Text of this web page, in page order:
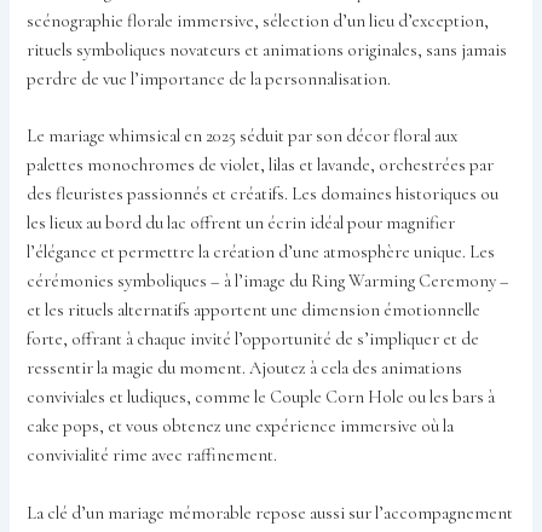
scénographie florale immersive, sélection d’un lieu d’exception,
rituels symboliques novateurs et animations originales, sans jamais
perdre de vue l’importance de la personnalisation.
Le mariage whimsical en 2025 séduit par son décor floral aux
palettes monochromes de violet, lilas et lavande, orchestrées par
des fleuristes passionnés et créatifs. Les domaines historiques ou
les lieux au bord du lac offrent un écrin idéal pour magnifier
l’élégance et permettre la création d’une atmosphère unique. Les
cérémonies symboliques – à l’image du Ring Warming Ceremony –
et les rituels alternatifs apportent une dimension émotionnelle
forte, offrant à chaque invité l’opportunité de s’impliquer et de
ressentir la magie du moment. Ajoutez à cela des animations
conviviales et ludiques, comme le Couple Corn Hole ou les bars à
cake pops, et vous obtenez une expérience immersive où la
convivialité rime avec raffinement.
La clé d’un mariage mémorable repose aussi sur l’accompagnement